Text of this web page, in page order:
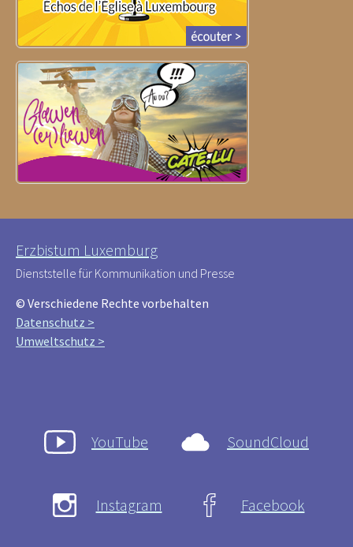
Erzbistum Luxemburg
Dienststelle für Kommunikation und Presse
© Verschiedene Rechte vorbehalten
Datenschutz >
Umweltschutz >
YouTube SoundCloud
Instagram Facebook